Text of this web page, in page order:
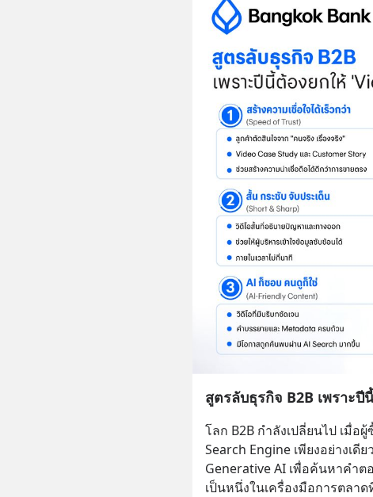
สูตรลับธุรกิจ B2B เพราะ
โลก B2B กำลังเปลี่ยนไป เมื่
Search Engine เพียงอย่างเดี
Generative AI เพื่อค้นหาคำ
เป็นหนึ่งในเครื่องมือการตลา